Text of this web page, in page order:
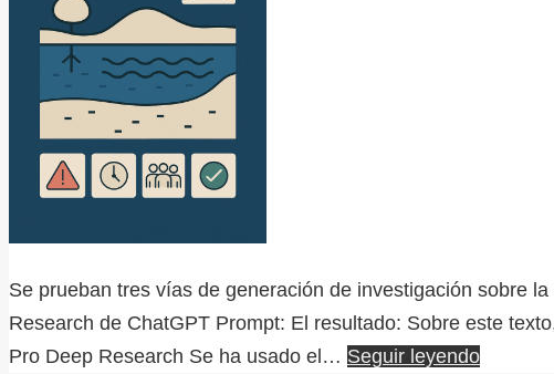
Se prueban tres vías de generación de investigación sobre
Research de ChatGPT Prompt: El resultado: Sobre este
Pro Deep Research Se ha usado el… Seguir leyendo